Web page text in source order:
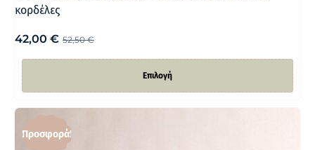
κορδέλες
52,50€
42,00 €
Επιλογή
Προσφορά!